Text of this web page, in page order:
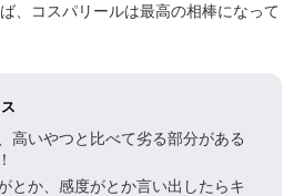
、コスパリールは最高の相棒になって
高いやつと比べて劣る部分がある
とか、感度がとか言い出したらキ